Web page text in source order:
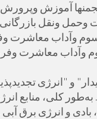
آموزش
وحمل ونقل
وآداب معاشرت
وآداب معاشرت
و "انرژی
کلی، منابع
و انرژی برق